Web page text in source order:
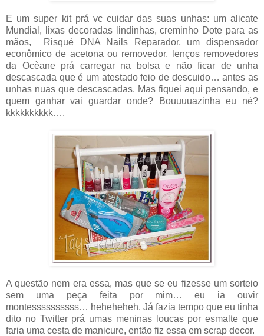
E um super kit prá vc cuidar das suas unhas: um alicate
Mundial, lixas decoradas lindinhas, creminho Dote para as
mãos, Risqué DNA Nails Reparador, um dispensador
econômico de acetona ou removedor, lenços removedores
da Ocèane prá carregar na bolsa e não ficar de unha
descascada que é um atestado feio de descuido… antes as
unhas nuas que descascadas. Mas fiquei aqui pensando, e
quem ganhar vai guardar onde? Bouuuuazinha eu né?
kkkkkkkkkk….
A questão nem era essa, mas que se eu fizesse um sorteio
sem uma peça feita por mim… eu ia ouvir
montessssssssss… heheheheh. Já fazia tempo que eu tinha
dito no Twitter prá umas meninas loucas por esmalte que
faria uma cesta de manicure, então fiz essa em scrap decor.